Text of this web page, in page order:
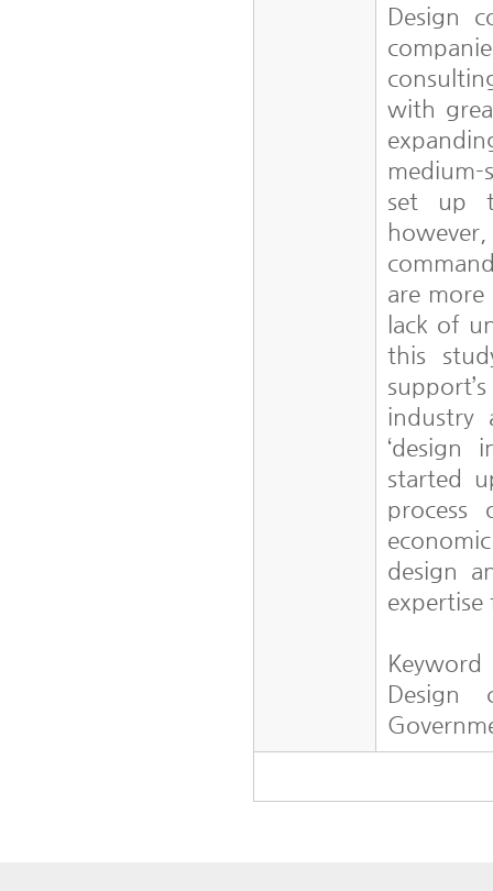
Design
with
medium-
set up
are
lack of
this
industry
‘design
started
design
Keyword
Design